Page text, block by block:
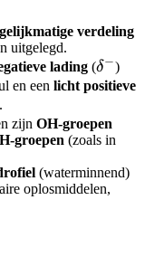
verdeling
uitgelegd.
lading (δ−)
en een licht positieve
zijn OH-groepen
groepen (zoals in
(waterminnend)
oplosmiddelen,